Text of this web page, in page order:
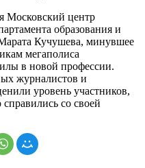
Московский центр
образования и
Кучушева, минувшее
мегаполиса
в новой профессии.
журналистов и
уровень участников,
со своей